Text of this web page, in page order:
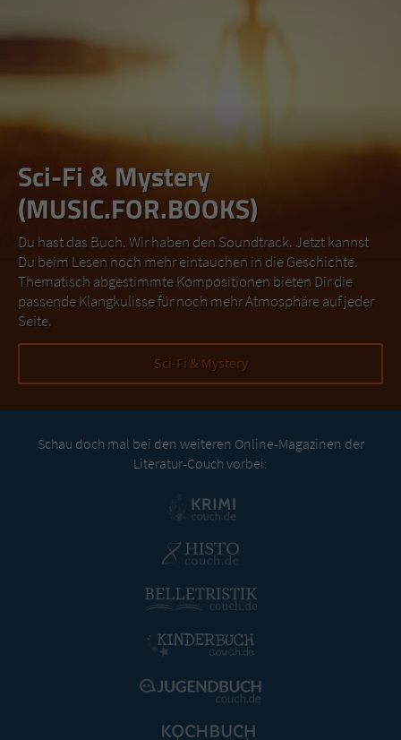
Sci-Fi & Mystery
(MUSIC.FOR.BOOKS)
Du hast das Buch. Wir haben den Soundtrack. Jetzt kannst
Du beim Lesen noch mehr eintauchen in die Geschichte.
Thematisch abgestimmte Kompositionen bieten Dir die
passende Klangkulisse für noch mehr Atmosphäre auf jeder
Seite.
Sci-Fi & Mystery
Schau doch mal bei den weiteren Online-Magazinen der
Literatur-Couch vorbei: